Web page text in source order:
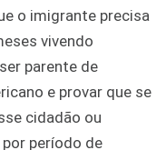
o imigrante precisa
vivendo
parente de
e provar que se
cidadão ou
período de